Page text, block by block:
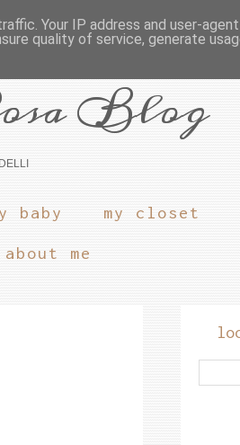
Blog
baby my closet
about me
Your IP address and user-agent
quality of service, generate